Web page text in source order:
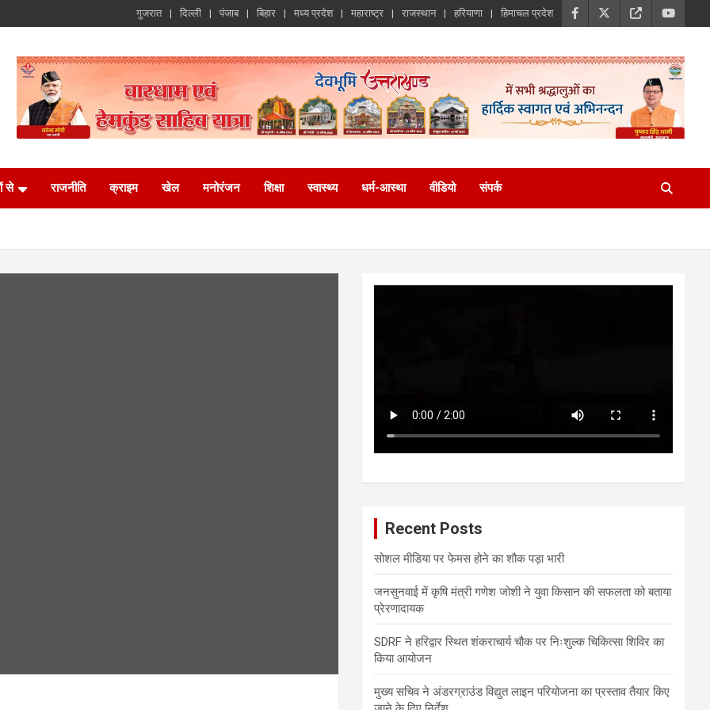
गुजरात दिल्ली पंजाब बिहार मध्य प्रदेश महाराष्ट्र राजस्थान हरियाणा हिमाचल प्रदेश
से राजनीति क्राइम खेल मनोरंजन शिक्षा स्वास्थ्य धर्म-आस्था वीडियो संपर्क
Recent Posts
सोशल मीडिया पर फेमस होने का शौक पड़ा भारी
जनसुनवाई में कृषि मंत्री गणेश जोशी ने युवा किसान की सफलता को बताया
प्रेरणादायक
SDRF ने हरिद्वार स्थित शंकराचार्य चौक पर निःशुल्क चिकित्सा शिविर का
किया आयोजन
मुख्य सचिव ने अंडरग्राउंड विद्युत लाइन परियोजना का प्रस्ताव तैयार किए